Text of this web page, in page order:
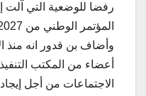
رفضا للوضعية التي آلت
المؤتمر الوطني من 2027 إلى 2025.
أعضاء من المكتب
الاجتماعات من أجل